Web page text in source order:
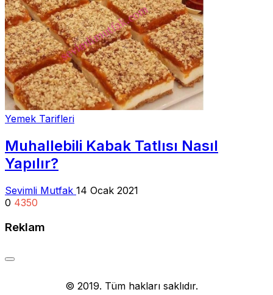
Yemek Tarifleri
Muhallebili Kabak Tatlısı Nasıl
Yapılır?
Sevimli Mutfak 14 Ocak 2021
0 4350
Reklam
© 2019. Tüm hakları saklıdır.